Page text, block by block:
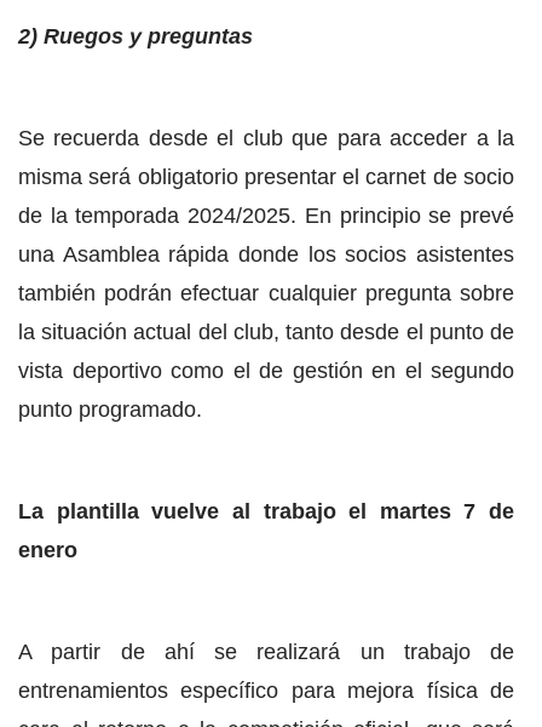
2) Ruegos y preguntas
Se recuerda desde el club que para acceder a la
misma será obligatorio presentar el carnet de socio
de la temporada 2024/2025. En principio se prevé
una Asamblea rápida donde los socios asistentes
también podrán efectuar cualquier pregunta sobre
la situación actual del club, tanto desde el punto de
vista deportivo como el de gestión en el segundo
punto programado.
La plantilla vuelve al trabajo el martes 7 de
enero
A partir de ahí se realizará un trabajo de
entrenamientos específico para mejora física de